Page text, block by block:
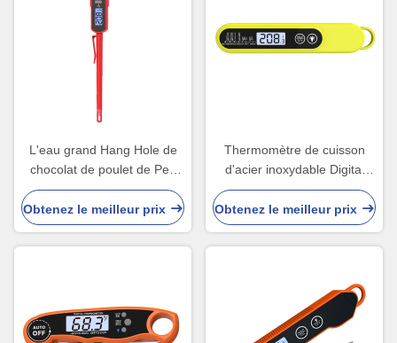
L'eau grand Hang Hole de
chocolat de poulet de Pen
Digital Cooking
Thermometer For
Obtenez le meilleur prix
Thermomètre de cuisson
d'acier inoxydable Digital
avec la sonde et la minuterie
Obtenez le meilleur prix